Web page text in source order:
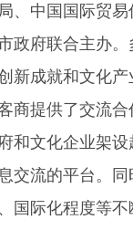
、中国国际贸
政府联合主办
新成就和文化产
商提供了交流
和文化企业架设
交流的平台。
国际化程度等